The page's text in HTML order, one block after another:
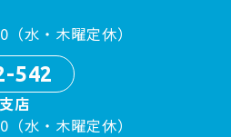
水・木曜定休）
542
店
水・木曜定休）